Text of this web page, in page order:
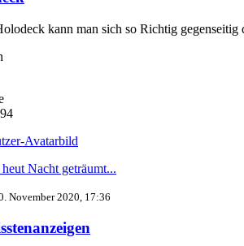
kann man sich so Richtig gegenseitig
Nacht geträumt...
November 2020, 17:36